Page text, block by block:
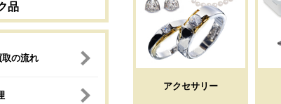
品
の流れ
アクセサリー